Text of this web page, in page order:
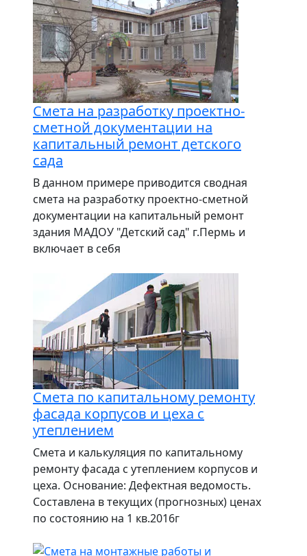
Смета на разработку проектно-
сметной документации на
капитальный ремонт детского
сада
В данном примере приводится сводная
смета на разработку проектно-сметной
документации на капитальный ремонт
здания МАДОУ "Детский сад" г.Пермь и
включает в себя
Смета по капитальному ремонту
фасада корпусов и цеха с
утеплением
Смета и калькуляция по капитальному
ремонту фасада с утеплением корпусов и
цеха. Основание: Дефектная ведомость.
Составлена в текущих (прогнозных) ценах
по состоянию на 1 кв.2016г